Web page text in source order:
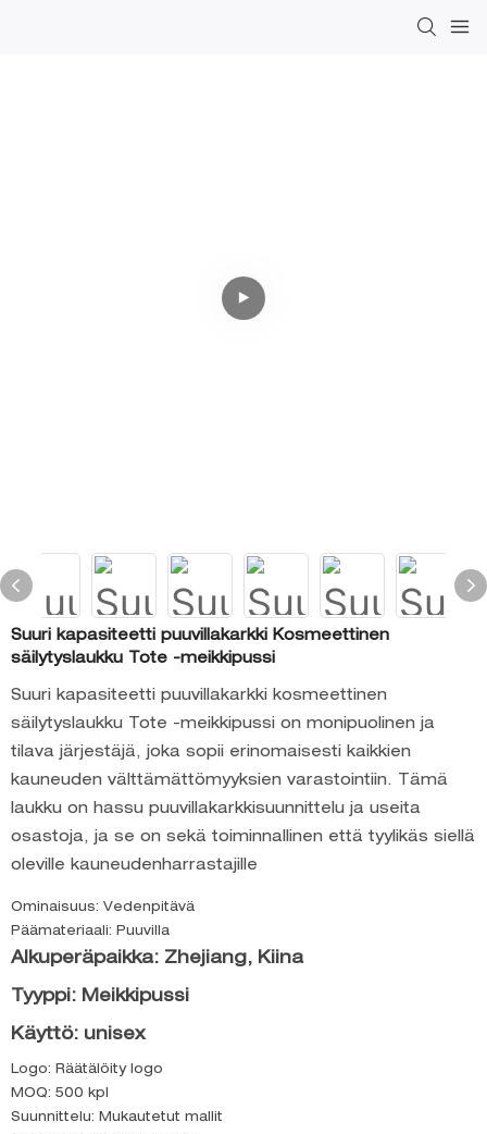
Suuri kapasiteetti puuvillakarkki Kosmeettinen
säilytyslaukku Tote -meikkipussi
Suuri kapasiteetti puuvillakarkki kosmeettinen
säilytyslaukku Tote -meikkipussi on monipuolinen ja
tilava järjestäjä, joka sopii erinomaisesti kaikkien
kauneuden välttämättömyyksien varastointiin. Tämä
laukku on hassu puuvillakarkkisuunnittelu ja useita
osastoja, ja se on sekä toiminnallinen että tyylikäs siellä
oleville kauneudenharrastajille
Ominaisuus: Vedenpitävä
Päämateriaali: Puuvilla
Alkuperäpaikka: Zhejiang, Kiina
Tyyppi: Meikkipussi
Käyttö: unisex
Logo: Räätälöity logo
MOQ: 500 kpl
Suunnittelu: Mukautetut mallit